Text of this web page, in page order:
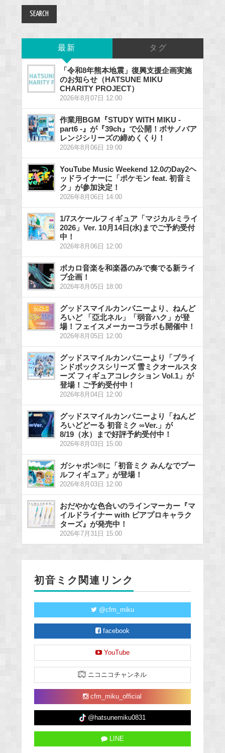
最新 タグ
「令和8年熊本地震」復興支援企画実施
のお知らせ（HATSUNE MIKU
CHARITY PROJECT）
2026年8月07日 12:00
作業用BGM『STUDY WITH MIKU -
part6 -』が『39ch』で公開！ボサノバア
レンジシリーズの締めくくり！
2026年8月06日 19:00
YouTube Music Weekend 12.0のDay2ヘ
ッドライナーに「ポケモン feat. 初音ミ
ク」が参加決定！
2026年8月06日 14:00
1/7スケールフィギュア「マジカルミライ
2026」Ver. 10月14日(水)までご予約受付
中！
2026年8月06日 12:00
ボカロ音楽を和楽器のみで奏でる新ライ
ブ企画！
2026年8月05日 18:00
グッドスマイルカンパニーより、ねんど
ろいど 「亞北ネル」「弱音ハク」が登
場！フェイスメーカーコラボも開催中！
2026年8月05日 12:00
グッドスマイルカンパニーより「ブライ
ンドボックスシリーズ 雪ミクオールスタ
ーズ フィギュアコレクション Vol.1」が
登場！ご予約受付中！
2026年8月04日 12:00
グッドスマイルカンパニーより「ねんど
ろいどどーる 初音ミク ∞Ver.」が
8/19（水）まで好評予約受付中！
2026年8月03日 15:00
ガシャポン®に「初音ミク みんなでプー
ルフィギュア」が登場！
2026年8月03日 12:00
おだやかな色合いのラインマーカー『マ
イルドライナー with ピアプロキャラク
ターズ』が発売中！
2026年7月31日 15:00
初音ミク関連リンク
@cfm_miku
facebook
YouTube
ニコニコチャンネル
cfm_miku_official
@hatsunemiku0831
LINE